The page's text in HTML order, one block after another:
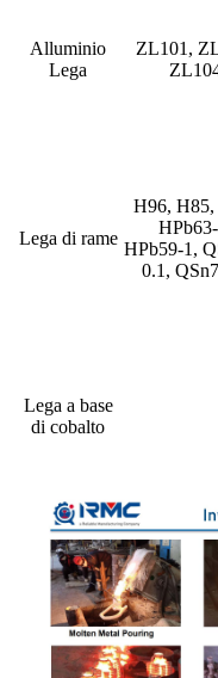
Alluminio
Lega
ZL101,
Lega di rame
H96, H85,
HPb59-1,
0.1,
Lega a base
di cobalto